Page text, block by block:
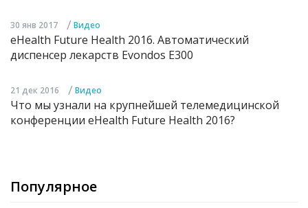
30 янв 2017 / Видео
eHealth Future Health 2016. Автоматический
диспенсер лекарств Evondos E300
21 дек 2016 / Видео
Что мы узнали на крупнейшей телемедицинской
конференции eHealth Future Health 2016?
Популярное